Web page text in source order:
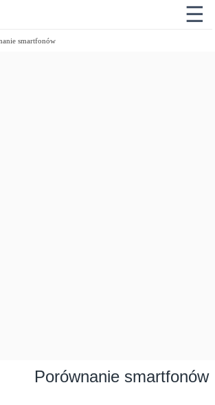
☰
smartfonów
Porównanie smartfonów